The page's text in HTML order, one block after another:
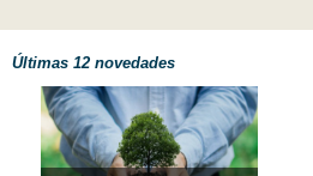
Últimas 12 novedades
Seminario Custodia del territorio: del